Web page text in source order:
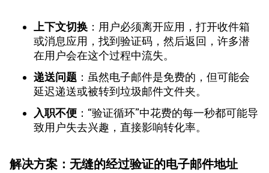
上下文切换 ：用户必须离开应用，打开收件箱
或消息应用，找到验证码，然后返回，许多潜
在用户会在这个过程中流失。
递送问题 ：虽然电子邮件是免费的，但可能会
延迟递送或被转到垃圾邮件文件夹。
入职不便 ：“验证循环”中花费的每一秒都可能导
致用户失去兴趣，直接影响转化率。
解决方案：无缝的经过验证的电子邮件地址